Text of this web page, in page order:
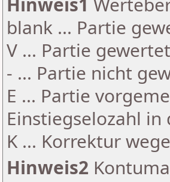
blank ... Partie
V ... Partie
- ... Partie nicht
E ... Partie
Einstiegselozahl
K ... Korrektur
Hinweis2